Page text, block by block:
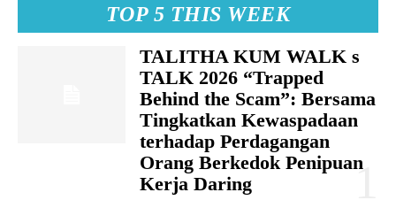
TOP 5 THIS WEEK
TALITHA KUM WALK s
TALK 2026 “Trapped
Behind the Scam”: Bersama
Tingkatkan Kewaspadaan
terhadap Perdagangan
Orang Berkedok Penipuan
Kerja Daring